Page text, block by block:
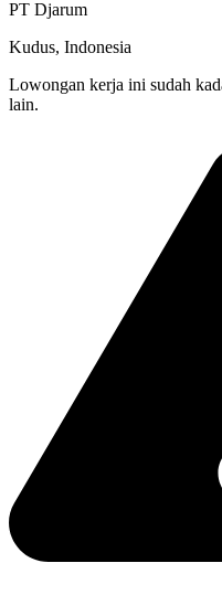
PT Djarum
Kudus, Indonesia
Lowongan kerja ini sudah
lain.